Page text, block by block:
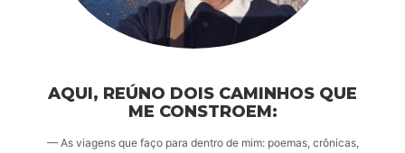
AQUI, REÚNO DOIS CAMINHOS QUE
ME CONSTROEM:
— As viagens que faço para dentro de mim: poemas, crônicas,